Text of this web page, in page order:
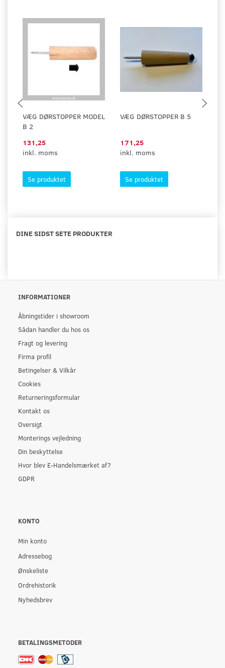
VÆG DØRSTOPPER MODEL
B 2
131,25
inkl. moms
Se produktet
VÆG DØRSTOPPER B 5
171,25
inkl. moms
Se produktet
DINE SIDST SETE PRODUKTER
INFORMATIONER
Åbningstider i showroom
Sådan handler du hos os
Fragt og levering
Firma profil
Betingelser & Vilkår
Cookies
Returneringsformular
Kontakt os
Oversigt
Monterings vejledning
Din beskyttelse
Hvor blev E-Handelsmærket af?
GDPR
KONTO
Min konto
Adressebog
Ønskeliste
Ordrehistorik
Nyhedsbrev
BETALINGSMETODER